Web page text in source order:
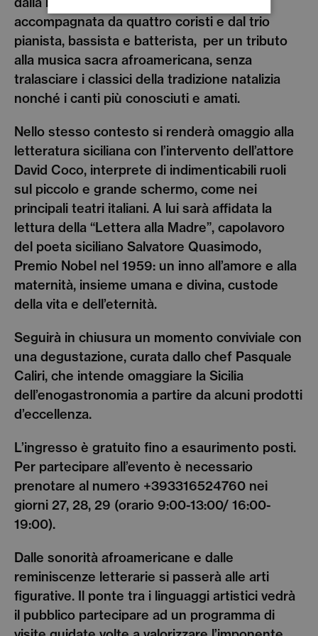
accompagnata da quattro coristi e dal trio
pianista, bassista e batterista, per un tributo
alla musica sacra afroamericana, senza
tralasciare i classici della tradizione natalizia
nonché i canti più conosciuti e amati.
Nello stesso contesto si renderà omaggio alla
letteratura siciliana con l’intervento dell’attore
David Coco, interprete di indimenticabili ruoli
sul piccolo e grande schermo, come nei
principali teatri italiani. A lui sarà affidata la
lettura della “Lettera alla Madre”, capolavoro
del poeta siciliano Salvatore Quasimodo,
Premio Nobel nel 1959: un inno all’amore e alla
maternità, insieme umana e divina, custode
della vita e dell’eternità.
Seguirà in chiusura un momento conviviale con
una degustazione, curata dallo chef Pasquale
Caliri, che intende omaggiare la Sicilia
dell’enogastronomia a partire da alcuni prodotti
d’eccellenza.
L’ingresso è gratuito fino a esaurimento posti.
Per partecipare all’evento è necessario
prenotare al numero +393316524760 nei
giorni 27, 28, 29 (orario 9:00-13:00/ 16:00-
19:00).
Dalle sonorità afroamericane e dalle
reminiscenze letterarie si passerà alle arti
figurative. Il ponte tra i linguaggi artistici vedrà
il pubblico partecipare ad un programma di